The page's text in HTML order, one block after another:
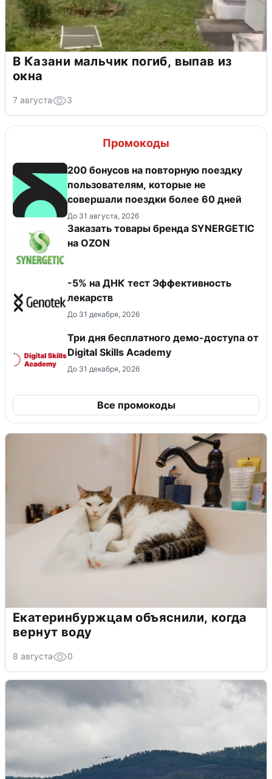
В Казани мальчик погиб, выпав из
окна
7 августа 3
Промокоды
200 бонусов на повторную поездку
пользователям, которые не
совершали поездки более 60 дней
До 31 августа, 2026
Заказать товары бренда SYNERGETIC
на OZON
-5% на ДНК тест Эффективность
лекарств
До 31 декабря, 2026
Три дня бесплатного демо-доступа от
Digital Skills Academy
До 31 декабря, 2026
Все промокоды
Екатеринбуржцам объяснили, когда
вернут воду
8 августа 0